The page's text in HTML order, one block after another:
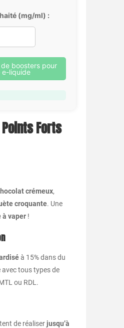
(mg/ml) :
boosters pour
e-liquide
Forts
crémeux,
croquante. Une
à vaper!
à 15% dans du
tous types de
ou RDL.
de réaliser jusqu’à